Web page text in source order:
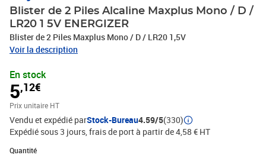
Blister de 2 Piles Alcaline Maxplus Mono / D /
LR20 1 5V ENERGIZER
Blister de 2 Piles Maxplus Mono / D / LR20 1,5V
Voir la description
En stock
5,12€
Prix unitaire HT
Vendu et expédié parStock-Bureau4.59/5(330)
Expédié sous 3 jours, frais de port à partir de 4,58 € HT
Quantité
Quantité : 1